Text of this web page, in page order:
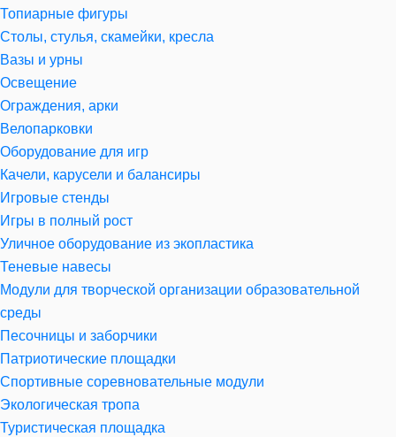
Топиарные фигуры
Столы, стулья, скамейки, кресла
Вазы и урны
Освещение
Ограждения, арки
Велопарковки
Оборудование для игр
Качели, карусели и балансиры
Игровые стенды
Игры в полный рост
Уличное оборудование из экопластика
Теневые навесы
Модули для творческой организации образовательной
среды
Песочницы и заборчики
Патриотические площадки
Спортивные соревновательные модули
Экологическая тропа
Туристическая площадка